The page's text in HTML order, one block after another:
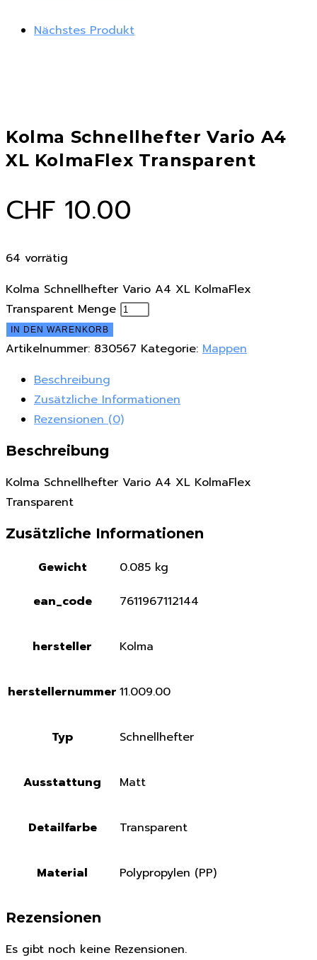
Nächstes Produkt
Kolma Schnellhefter Vario A4
XL KolmaFlex Transparent
CHF 10.00
64 vorrätig
Kolma Schnellhefter Vario A4 XL KolmaFlex
Transparent Menge
IN DEN WARENKORB
Artikelnummer: 830567 Kategorie: Mappen
Beschreibung
Zusätzliche Informationen
Rezensionen (0)
Beschreibung
Kolma Schnellhefter Vario A4 XL KolmaFlex
Transparent
Zusätzliche Informationen
Gewicht
0.085 kg
ean_code
7611967112144
hersteller Kolma
herstellernummer 11.009.00
Typ Schnellhefter
Ausstattung Matt
Detailfarbe Transparent
Material Polypropylen (PP)
Rezensionen
Es gibt noch keine Rezensionen.